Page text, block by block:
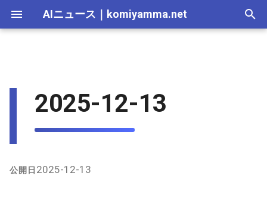
AIニュース komiyamma.net
a
l
2026-07-16
AI 総合｜2025年 2025-12-30
2026-07-16
生成AI｜2025年 2025-12-30
2026-07-05
2026-07-10
2026-07-05
エディタ－｜2025年 2025-12-21
2026-07-05
2026-07-05
MCP｜2025年 2025-12-21
2026-07-16
2026-07-14
る過去24時間の情報まとめ
GitHub上のNano Banana関
2026-07-05
Adobe Firefly｜2025年 2025-12-21
2026-07-05
2026-07-05
2026-07-16
Veo｜2025年 2025-12-30
2026-07-05
Suno｜2025年 2025-12-21
2026-07-15
2026-07-04
2026-07-04
2026-07-15
2026-07-05
2025-12-13
公開日 2025-12-13